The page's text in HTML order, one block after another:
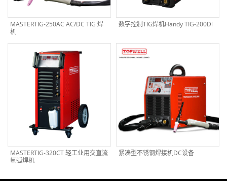
MASTERTIG-250AC AC/DC TIG 焊
机
数字控制TIG焊机Handy TIG-200Di
MASTERTIG-320CT 轻工业用交直流
氩弧焊机
紧凑型不锈钢焊接机DC设备